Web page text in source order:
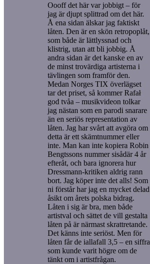
Oooff det här var jobbigt – för
jag är djupt splittrad om det här.
Å ena sidan älskar jag faktiskt
låten. Den är en skön retropoplåt,
som både är lättlyssnad och
klistrig, utan att bli jobbig. Å
andra sidan är det kanske en av
de minst trovärdiga artisterna i
tävlingen som framför den.
Medan Norges TIX överlägset
tar det priset, så kommer Rafał
god tvåa – musikvideon tolkar
jag nästan som en parodi snarare
än en seriös representation av
låten. Jag har svårt att avgöra om
detta är ett skämtnummer eller
inte. Man kan inte kopiera Robin
Bengtssons nummer sisådär 4 år
efteråt, och bara ignorera hur
Dressmann-kritiken aldrig rann
bort. Jag köper inte det alls! Som
ni förstår har jag en mycket delad
åsikt om årets polska bidrag.
Låten i sig är bra, men både
artistval och sättet de vill gestalta
låten på är närmast skrattretande.
Det känns inte seriöst. Men för
låten får de iallafall 3,5 – en siffra
som kunde varit högre om de
tänkt om i artistfrågan.